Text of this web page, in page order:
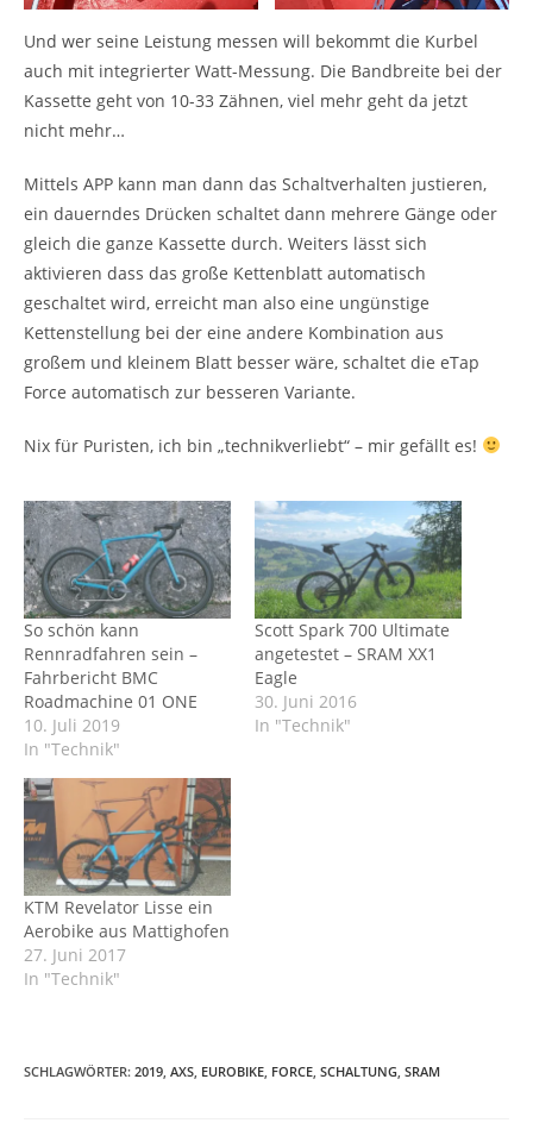
Und wer seine Leistung messen will bekommt die Kurbel
auch mit integrierter Watt-Messung. Die Bandbreite bei der
Kassette geht von 10-33 Zähnen, viel mehr geht da jetzt
nicht mehr…
Mittels APP kann man dann das Schaltverhalten justieren,
ein dauerndes Drücken schaltet dann mehrere Gänge oder
gleich die ganze Kassette durch. Weiters lässt sich
aktivieren dass das große Kettenblatt automatisch
geschaltet wird, erreicht man also eine ungünstige
Kettenstellung bei der eine andere Kombination aus
großem und kleinem Blatt besser wäre, schaltet die eTap
Force automatisch zur besseren Variante.
Nix für Puristen, ich bin „technikverliebt“ – mir gefällt es!
So schön kann
Rennradfahren sein –
Fahrbericht BMC
Roadmachine 01 ONE
10. Juli 2019
In "Technik"
Scott Spark 700 Ultimate
angetestet – SRAM XX1
Eagle
30. Juni 2016
In "Technik"
KTM Revelator Lisse ein
Aerobike aus Mattighofen
27. Juni 2017
In "Technik"
SCHLAGWÖRTER: 2019, AXS, EUROBIKE, FORCE, SCHALTUNG, SRAM